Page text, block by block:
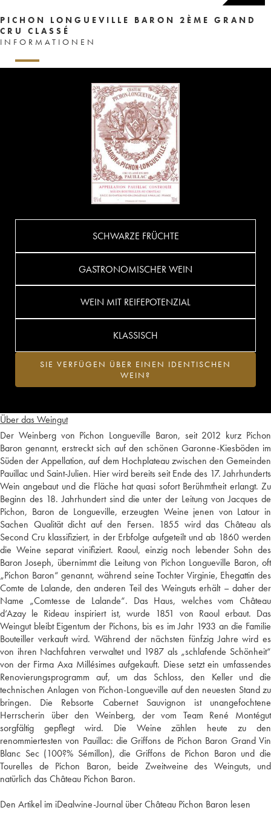
PICHON LONGUEVILLE BARON 2ÈME GRAND
CRU CLASSÉ
INFORMATIONEN
Über das Weingut
Der Weinberg von Pichon Longueville Baron, seit 2012 kurz Pichon
Baron genannt, erstreckt sich auf den schönen Garonne-Kiesböden im
Süden der Appellation, auf dem Hochplateau zwischen den Gemeinden
Pauillac und Saint-Julien. Hier wird bereits seit Ende des 17. Jahrhunderts
Wein angebaut und die Fläche hat quasi sofort Berühmtheit erlangt. Zu
Beginn des 18. Jahrhundert sind die unter der Leitung von Jacques de
Pichon, Baron de Longueville, erzeugten Weine jenen von Latour in
Sachen Qualität dicht auf den Fersen. 1855 wird das Château als
Second Cru klassifiziert, in der Erbfolge aufgeteilt und ab 1860 werden
die Weine separat vinifiziert. Raoul, einzig noch lebender Sohn des
Baron Joseph, übernimmt die Leitung von Pichon Longueville Baron, oft
„Pichon Baron“ genannt, während seine Tochter Virginie, Ehegattin des
Comte de Lalande, den anderen Teil des Weinguts erhält – daher der
Name „Comtesse de Lalande“. Das Haus, welches vom Château
d‘Azay le Rideau inspiriert ist, wurde 1851 von Raoul erbaut. Das
Weingut bleibt Eigentum der Pichons, bis es im Jahr 1933 an die Familie
Bouteiller verkauft wird. Während der nächsten fünfzig Jahre wird es
von ihren Nachfahren verwaltet und 1987 als „schlafende Schönheit“
von der Firma Axa Millésimes aufgekauft. Diese setzt ein umfassendes
Renovierungsprogramm auf, um das Schloss, den Keller und die
technischen Anlagen von Pichon-Longueville auf den neuesten Stand zu
bringen. Die Rebsorte Cabernet Sauvignon ist unangefochtene
Herrscherin über den Weinberg, der vom Team René Montégut
sorgfältig gepflegt wird. Die Weine zählen heute zu den
renommiertesten von Pauillac: die Griffons de Pichon Baron Grand Vin
Blanc Sec (100?% Sémillon), die Griffons de Pichon Baron und die
Tourelles de Pichon Baron, beide Zweitweine des Weinguts, und
natürlich das Château Pichon Baron.
Den Artikel im iDealwine-Journal über Château Pichon Baron lesen
SCHWARZE FRÜCHTE
GASTRONOMISCHER WEIN
WEIN MIT REIFEPOTENZIAL
KLASSISCH
SIE VERFÜGEN ÜBER EINEN IDENTISCHEN
WEIN?